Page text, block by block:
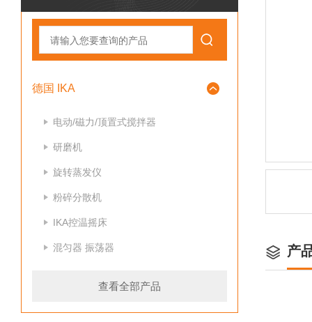
德国 IKA
电动/磁力/顶置式搅拌器
研磨机
旋转蒸发仪
粉碎分散机
IKA控温摇床
混匀器 振荡器
查看全部产品
产